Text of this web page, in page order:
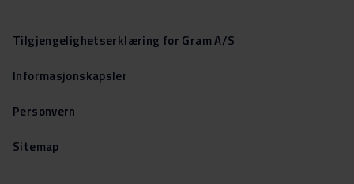
Tilgjengelighetserklæring for Gram A/S
Informasjonskapsler
Personvern
Sitemap